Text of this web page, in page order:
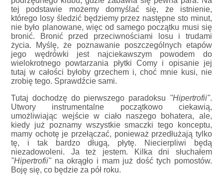
tej podstawie możemy domyślać się, że istnienie,
którego losy śledzić będziemy przez następne sto minut,
nie było planowane, więc od samego początku musi się
bronić. Bronić przed przeciwnościami losu i trudami
życia. Myślę, że poznawanie poszczególnych etapów
jego wędrówki jest najciekawszym powodem do
wielokrotnego powtarzania płytki Comy i opisanie jej
tutaj w całości byłoby grzechem i, choć mnie kusi, nie
zrobię tego. Sprawdźcie sami.
Tutaj dochodzę do pierwszego paradoksu "Hipertrofii".
Utwory instrumentalne początkowo ciekawią,
umożliwiając wejście w ciało naszego bohatera, ale,
kiedy już poznamy wszystkie smaczki tego konceptu,
mamy ochotę je przełączać, ponieważ przedłużają tylko
tę, i tak bardzo długą, płytę. Niecierpliwi będą
niezadowoleni. Ja też jestem. Kilka dni słuchałem
"Hipertrofii"na okrągło i mam już dość tych pomostów.
Boję się, co będzie za pół roku.